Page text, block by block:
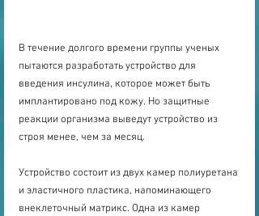
В течение долгого времени группы ученых
пытаются разработать устройство для
введения инсулина, которое может быть
имплантировано под кожу. Но защитные
реакции организма выведут устройство из
строя менее, чем за месяц.
Устройство состоит из двух камер полиуретана
и эластичного пластика, напоминающего
внеклеточный матрикс. Одна из камер